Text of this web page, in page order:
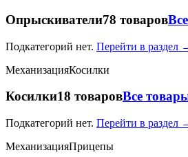
Опрыскиватели78 товаров
Подкатегорий нет. Перейти в раздел
МеханизацияКосилки
Косилки18 товаровВсе
Подкатегорий нет. Перейти в раздел
МеханизацияПрицепы